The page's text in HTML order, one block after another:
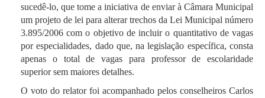
sucedê-lo, que tome a iniciativa de enviar à Câmara Municipal
um projeto de lei para alterar trechos da Lei Municipal número
3.895/2006 com o objetivo de incluir o quantitativo de vagas
por especialidades, dado que, na legislação específica, consta
apenas o total de vagas para professor de escolaridade
superior sem maiores detalhes.
O voto do relator foi acompanhado pelos conselheiros Carlos